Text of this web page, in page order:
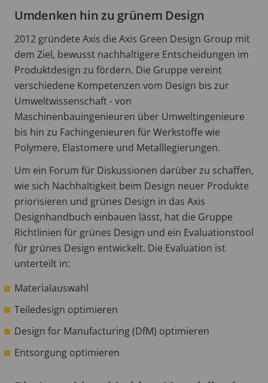
Umdenken hin zu grünem Design
2012 gründete Axis die Axis Green Design Group mit
dem Ziel, bewusst nachhaltigere Entscheidungen im
Produktdesign zu fördern. Die Gruppe vereint
verschiedene Kompetenzen vom Design bis zur
Umweltwissenschaft - von
Maschinenbauingenieuren über Umweltingenieure
bis hin zu Fachingenieuren für Werkstoffe wie
Polymere, Elastomere und Metalllegierungen.
Um ein Forum für Diskussionen darüber zu schaffen,
wie sich Nachhaltigkeit beim Design neuer Produkte
priorisieren und grünes Design in das Axis
Designhandbuch einbauen lässt, hat die Gruppe
Richtlinien für grünes Design und ein Evaluationstool
für grünes Design entwickelt. Die Evaluation ist
unterteilt in:
Materialauswahl
Teiledesign optimieren
Design for Manufacturing (DfM) optimieren
Entsorgung optimieren